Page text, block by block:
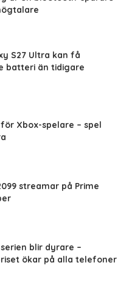
S27 Ultra kan få
batteri än tidigare
Xbox-spelare – spel
streamar på Prime
serien blir dyrare –
ökar på alla telefoner